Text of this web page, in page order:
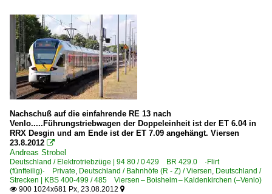
Nachschuß auf die einfahrende RE 13 nach
Venlo.....Führungstriebwagen der Doppeleinheit ist der ET 6.04 in
RRX Desgin und am Ende ist der ET 7.09 angehängt. Viersen
23.8.2012 
Andreas Strobel
Deutschland / Elektrotriebzüge | 94 80 / 0 429 BR 429.0 ·Flirt
(fünfteilig)· Private, Deutschland / Bahnhöfe (R - Z) / Viersen, Deutschland /
Strecken | KBS 400-499 / 485 Viersen – Boisheim – Kaldenkirchen (–Venlo)
 900 1024x681 Px, 23.08.2012 